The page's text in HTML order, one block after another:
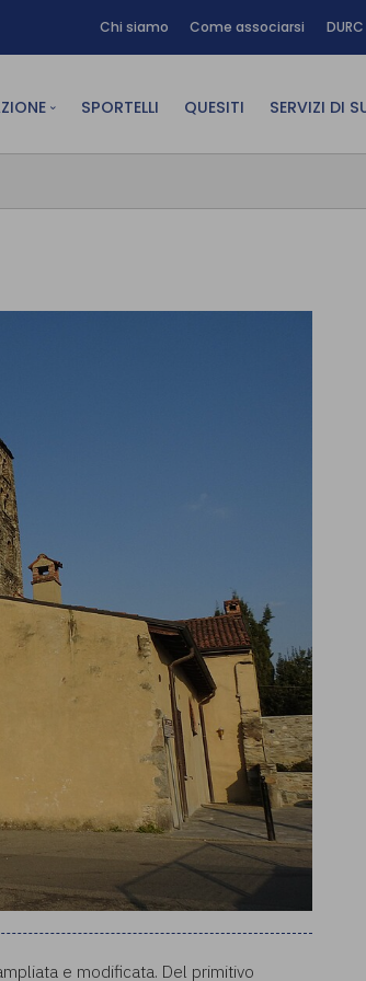
Chi siamo Come associarsi
asincrona (e-learning)
Formazione
SPORTELLI QUESITI SERVIZI DI
Area
e modificata. Del primitivo